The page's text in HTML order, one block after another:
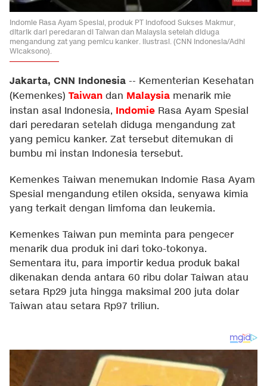
Indomie Rasa Ayam Spesial, produk PT Indofood Sukses Makmur,
ditarik dari peredaran di Taiwan dan Malaysia setelah diduga
mengandung zat yang pemicu kanker. llustrasi. (CNN Indonesia/Adhi
Wicaksono).
Jakarta, CNN Indonesia -- Kementerian Kesehatan
(Kemenkes) Taiwan dan Malaysia menarik mie
instan asal Indonesia, Indomie Rasa Ayam Spesial
dari peredaran setelah diduga mengandung zat
yang pemicu kanker. Zat tersebut ditemukan di
bumbu mi instan Indonesia tersebut.
Kemenkes Taiwan menemukan Indomie Rasa Ayam
Spesial mengandung etilen oksida, senyawa kimia
yang terkait dengan limfoma dan leukemia.
Kemenkes Taiwan pun meminta para pengecer
menarik dua produk ini dari toko-tokonya.
Sementara itu, para importir kedua produk bakal
dikenakan denda antara 60 ribu dolar Taiwan atau
setara Rp29 juta hingga maksimal 200 juta dolar
Taiwan atau setara Rp97 triliun.